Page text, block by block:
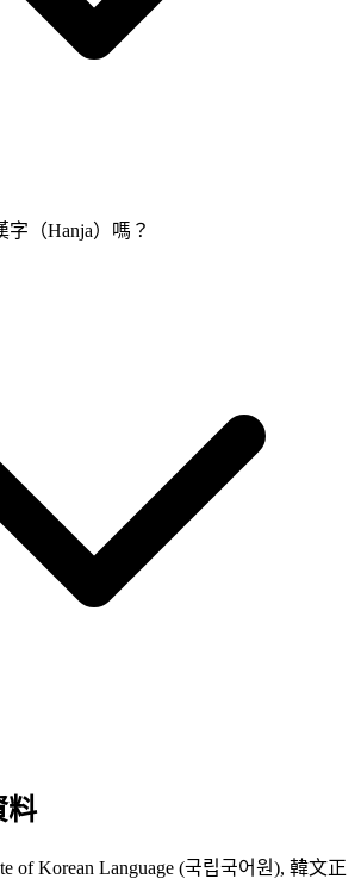
（Hanja）嗎？
料
of Korean Language (국립국어원), 韓文正